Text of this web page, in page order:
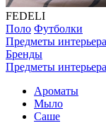
FEDELI
Поло Футболки
Предметы интерьера
Бренды
Предметы интерьера
Ароматы
Мыло
Саше